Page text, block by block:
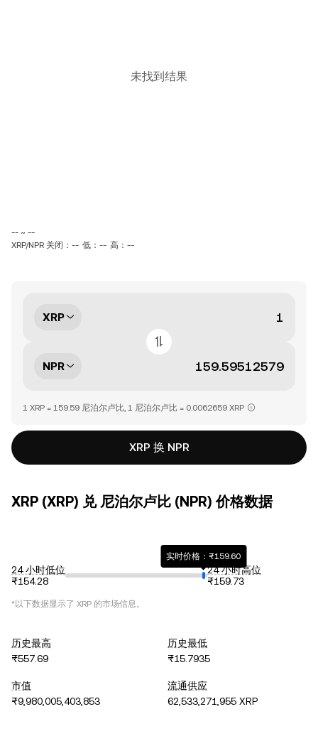
未找到结果
-- ~ --
XRP/NPR 关闭：-- 低：-- 高：--
XRP
NPR
1 XRP = 159.59 尼泊尔卢比, 1 尼泊尔卢比 = 0.0062659 XRP
XRP 换 NPR
XRP (XRP) 兑 尼泊尔卢比 (NPR) 价格数据
24 小时低位
₨154.28
实时价格：₨159.60
24 小时高位
₨159.73
*以下数据显示了 XRP 的市场信息。
历史最高
₨557.69
历史最低
₨15.7935
市值
₨9,980,005,403,853
流通供应
62,533,271,955 XRP